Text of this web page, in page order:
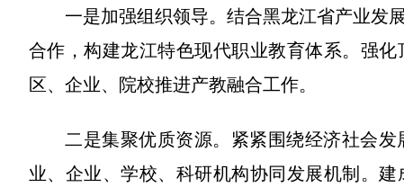
一是加强组织领导。结合黑龙江省产业发
合作，构建龙江特色现代职业教育体系。强
区、企业、院校推进产教融合工作。
二是集聚优质资源。紧紧围绕经济社会
业、企业、学校、科研机构协同发展机制。